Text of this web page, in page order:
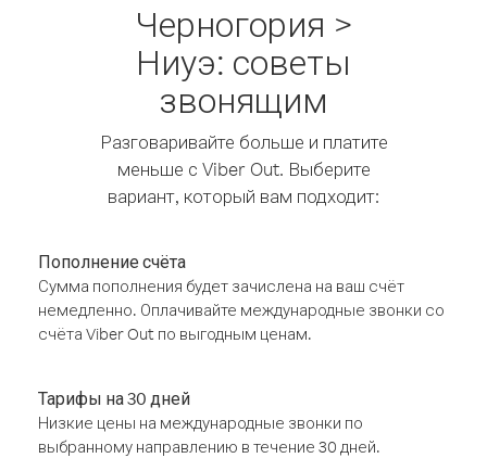
Черногория >
Ниуэ: советы
звонящим
Разговаривайте больше и платите
меньше с Viber Out. Выберите
вариант, который вам подходит:
Пополнение счёта
Сумма пополнения будет зачислена на ваш счёт
немедленно. Оплачивайте международные звонки со
счёта Viber Out по выгодным ценам.
Тарифы на 30 дней
Низкие цены на международные звонки по
выбранному направлению в течение 30 дней.